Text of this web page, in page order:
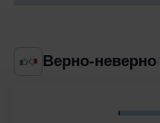
Верно-неверно